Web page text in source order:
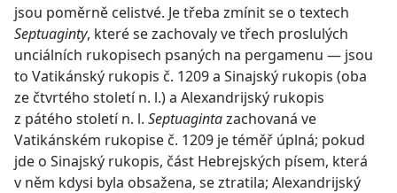
jsou poměrně celistvé. Je třeba zmínit se o textech
Septuaginty, které se zachovaly ve třech proslulých
unciálních rukopisech psaných na pergamenu — jsou
to Vatikánský rukopis č. 1209 a Sinajský rukopis (oba
ze čtvrtého století n. l.) a Alexandrijský rukopis
z pátého století n. l. Septuagintazachovaná ve
Vatikánském rukopise č. 1209 je téměř úplná; pokud
jde o Sinajský rukopis, část Hebrejských písem, která
v něm kdysi byla obsažena, se ztratila; Alexandrijský